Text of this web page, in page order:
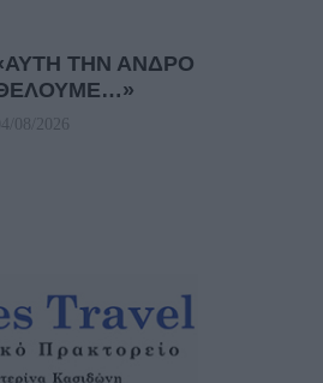
ΤΗΝ ΑΝΔΡΟ
04/08/2026